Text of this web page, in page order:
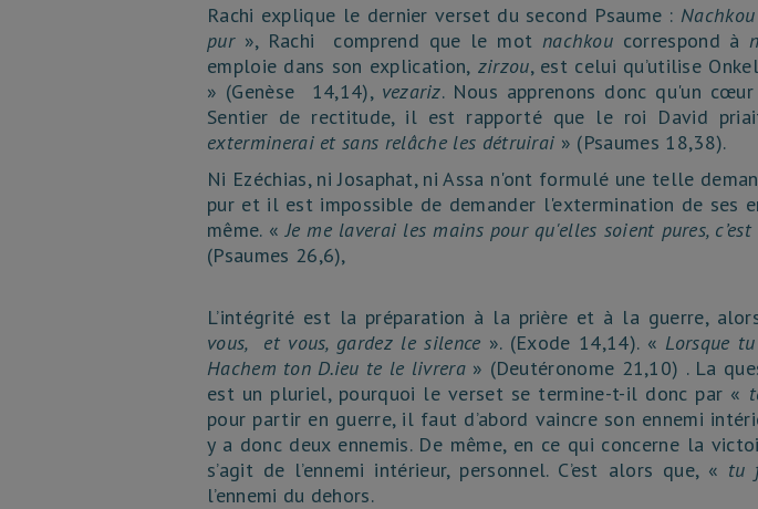
Rachi explique le dernier verset du second Psaume :
pur», Rachi comprend que le mot nachkou correspond à
emploie dans son explication, zirzou, est celui qu’utilise
» (Genèse 14,14), vezariz. Nous apprenons donc qu'un
Sentier de rectitude, il est rapporté que le roi David
exterminerai et sans relâche les détruirai » (Psaumes 18,38).
Ni Ezéchias, ni Josaphat, ni Assa n'ont formulé une telle
pur et il est impossible de demander l'extermination de ses
même. « Je me laverai les mains pour qu'elles soient pures,
(Psaumes 26,6),
L’intégrité est la préparation à la prière et à la guerre,
vous, et vous, gardez le silence ». (Exode 14,14). « Lorsque
Hachem ton D.ieu te le livrera» (Deutéronome 21,10) . La
est un pluriel, pourquoi le verset se termine-t-il donc par «
pour partir en guerre, il faut d’abord vaincre son ennemi
y a donc deux ennemis. De même, en ce qui concerne la
s’agit de l’ennemi intérieur, personnel. C’est alors que, « tu
l’ennemi du dehors.